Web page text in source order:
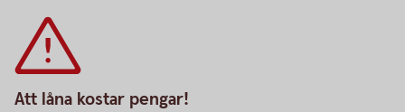
Att låna kostar pengar!